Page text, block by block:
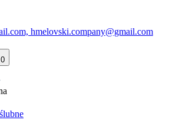
hmelovski.company@gmail.com
0